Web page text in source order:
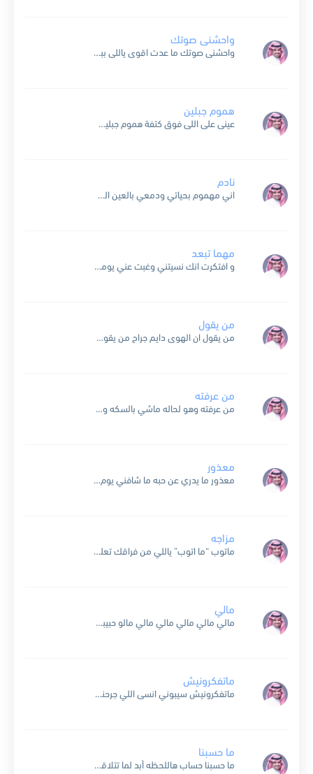
واحشنى صوتك
واحشنى صوتك ما عدت اقوى ياللى ببعدك بالينى بلوة ارقب وصالك والله ما يسوى ما رعانى ما جانى جانى اتصاله ياخى ابيك اتحس مره وتسأل ورد الغلا لازم بالبعد يدبل...
هموم جبلين
عينى على اللى فوق كتفة هموم جبلين عينى على اللى علية العين واللى تلاقيلة قريبين تعابين واتقلبت الاية المزايا عيوب واهى ماشية بالمقلوب ومهما يجرى تملى مش قابلين اكلين فى...
نادم
اني مهموم بحياتي ودمعي بالعين الفرح وين اني مو زين عايش اني مهموم بحياتي ودمعي بالعين اني مو زين عايش بس بالهموم حياتي وبالحزن دوم عشت مضلوم وبجي كل يوم...
مهما تبعد
و افتكرت انك نسيتني وغبت عني يومها شفت انك معايا بقرب مني اصل حبك مش بإيدي ده انت حلمي و انت عيدي مش هفكر مش هقول انك نسيتني مستحيل العيشة...
من يقول
من يقول ان الهوى دايم جراح من يقول ليل الهوى مالو صباح ماعرف في الحب حبك ما عشق ياعيوني قلبك لو يعيش ساعه في قربك كان درى ان الهوى افراح...
من عرفته
من عرفته وهو لحاله ماشي بالسكه وحيد ما يعرف احدن بداله لا قريب ولا بعيد من عرفته وهذا طبعه … بدل النظره بدمعه انطفت بأديه شمعه … عايش ايامه لحاله...
معذور
معذور ما يدري عن حبه ما شافني يوم بمكاني ما شاف روحي وهي تطلع يوم انه اقفى وخلاني البعد والصد منهاجه وان شافني يعقد احجاجه عزي لمن يطلبه حاجه تعطيني...
مزاجه
ماتوب “ما اتوب” ياللي من فراقك تعلمت ان الزمن يومين طيب وخاين “خيان” فاجأتني من فرقاك لكن تألمت كذا بدون اسباب عني تغيب مامت “ما موت” من فرقاك لكن تالمت...
مالي
مالي مالي مالي مالي مالي مالو حبيبي لحالي حبيبه لحالو رح ياهوى وقله بالله ان زعله خله راضي انا وخلي مالي مالي ومالو مالي مالي مالي مالي مالي مالو حبيبي...
ماتفكرونيش
ماتفكرونيش سيبوني انسى اللي جرحني عشان اعيش ماتفكرونيش قولولو هو ازاي في بعدي عرف يعيش لا تفكروني بيه ولا عايز اشوفو تاني اهو ده اللي باعني وفي يوم خدعني وسابلي...
ما حسبنا
ما حسبنا حساب هاللحظه أبد لما تتلاقى العيون، وكل شي فينا يرد مثل أول يمكن أكثر ننسى كل اللي حصل فينا ونذكر ،كل سوالفنا الأخيره آه مردك حبيبي يا هي...